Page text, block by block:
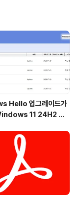
상
Hello 업그레이드가
11 24H2 및